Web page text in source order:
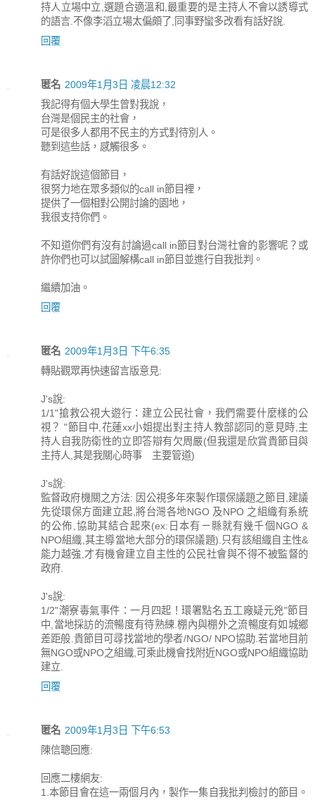
持人立場中立,選題合適溫和,最重要的是主持人不會以誘導式
的語言.不像李滔立場太偏頗了,同事野蠻多改看有話好說.
回覆
匿名 2009年1月3日 凌晨12:32
我記得有個大學生曾對我說，
台灣是個民主的社會，
可是很多人都用不民主的方式對待別人。
聽到這些話，感觸很多。
有話好說這個節目，
很努力地在眾多類似的call in節目裡，
提供了一個相對公開討論的園地，
我很支持你們。
不知道你們有沒有討論過call in節目對台灣社會的影響呢？或
許你們也可以試圖解構call in節目並進行自我批判。
繼續加油。
回覆
匿名 2009年1月3日 下午6:35
轉貼觀眾再快速留言版意見:
J's說:
1/1"搶救公視大遊行：建立公民社會，我們需要什麼樣的公
視？ "節目中,花蓮xx小姐提出對主持人教部認同的意見時,主
持人自我防衛性的立即答辯有欠周嚴(但我還是欣賞貴節目與
主持人,其是我關心時事 主要管道)
J's說:
監督政府機關之方法: 因公視多年來製作環保議題之節目,建議
先從環保方面建立起,將台灣各地NGO 及NPO 之組織有系統
的公佈,協助其結合起來(ex:日本有ㄧ縣就有幾千個NGO &
NPO組織,其主導當地大部分的環保議題).只有該組織自主性&
能力越強,才有機會建立自主性的公民社會與不得不被監督的
政府.
J's說:
1/2"潮寮毒氣事件：一月四起！環署點名五工廠疑元兇"節目
中,當地採訪的流暢度有待熟練.棚內與棚外之流暢度有如城鄉
差距般.貴節目可尋找當地的學者/NGO/ NPO協助.若當地目前
無NGO或NPO之組織,可乘此機會找附近NGO或NPO組織協助
建立.
回覆
匿名 2009年1月3日 下午6:53
陳信聰回應:
回應二樓網友:
1.本節目會在這一兩個月內，製作一集自我批判檢討的節目。